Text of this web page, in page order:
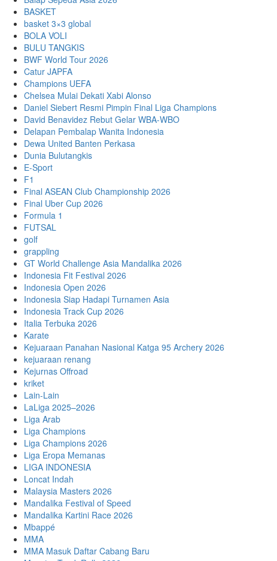
BASKET
basket 3×3 global
BOLA VOLI
BULU TANGKIS
BWF World Tour 2026
Catur JAPFA
Champions UEFA
Chelsea Mulai Dekati Xabi Alonso
Daniel Siebert Resmi Pimpin Final Liga Champions
David Benavidez Rebut Gelar WBA-WBO
Delapan Pembalap Wanita Indonesia
Dewa United Banten Perkasa
Dunia Bulutangkis
E-Sport
F1
Final ASEAN Club Championship 2026
Final Uber Cup 2026
Formula 1
FUTSAL
golf
grappling
GT World Challenge Asia Mandalika 2026
Indonesia Fit Festival 2026
Indonesia Open 2026
Indonesia Siap Hadapi Turnamen Asia
Indonesia Track Cup 2026
Italia Terbuka 2026
Karate
Kejuaraan Panahan Nasional Katga 95 Archery 2026
kejuaraan renang
Kejurnas Offroad
kriket
Lain-Lain
LaLiga 2025–2026
Liga Arab
Liga Champions
Liga Champions 2026
Liga Eropa Memanas
LIGA INDONESIA
Loncat Indah
Malaysia Masters 2026
Mandalika Festival of Speed
Mandalika Kartini Race 2026
Mbappé
MMA
MMA Masuk Daftar Cabang Baru